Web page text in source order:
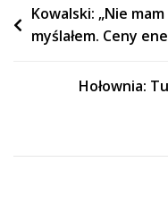
Nawigacja
wpisu
Kowalski: „Nie
myślałem. Ceny
Hołownia: